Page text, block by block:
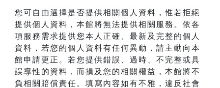
您可自由選擇是否提供相關個人資料，惟若拒絕
提供個人資料，本館將無法提供相關服務。依各
項服務需求提供您本人正確、最新及完整的個人
資料，若您的個人資料有任何異動，請主動向本
館申請更正。若您提供錯誤、過時、不完整或具
誤導性的資料，而損及您的相關權益，本館將不
負相關賠償責任。填寫內容如有不雅，違反社會